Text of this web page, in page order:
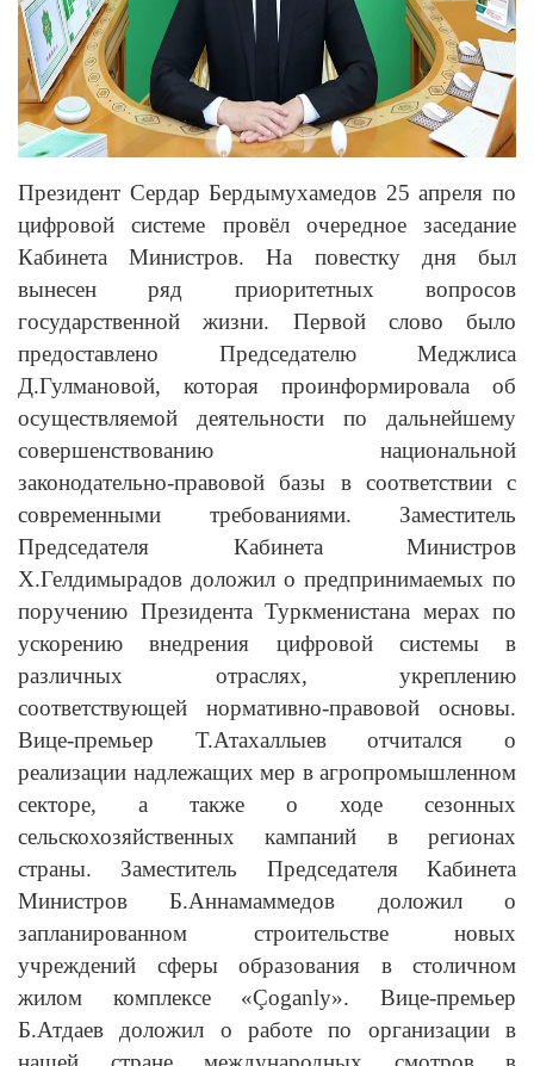
Президент Сердар Бердымухамедов 25 апреля по
цифровой системе провёл очередное заседание
Кабинета Министров. На повестку дня был
вынесен ряд приоритетных вопросов
государственной жизни. Первой слово было
предоставлено Председателю Меджлиса
Д.Гулмановой, которая проинформировала об
осуществляемой деятельности по дальнейшему
совершенствованию национальной
законодательно-правовой базы в соответствии с
современными требованиями. Заместитель
Председателя Кабинета Министров
Х.Гелдимырадов доложил о предпринимаемых по
поручению Президента Туркменистана мерах по
ускорению внедрения цифровой системы в
различных отраслях, укреплению
соответствующей нормативно-правовой основы.
Вице-премьер Т.Атахаллыев отчитался о
реализации надлежащих мер в агропромышленном
секторе, а также о ходе сезонных
сельскохозяйственных кампаний в регионах
страны. Заместитель Председателя Кабинета
Министров Б.Аннамаммедов доложил о
запланированном строительстве новых
учреждений сферы образования в столичном
жилом комплексе «Çoganly». Вице-премьер
Б.Атдаев доложил о работе по организации в